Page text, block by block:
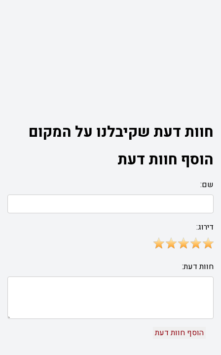
חוות דעת שקיבלנו על המקום
הוסף חוות דעת
שם:
דירוג:
חוות דעת: